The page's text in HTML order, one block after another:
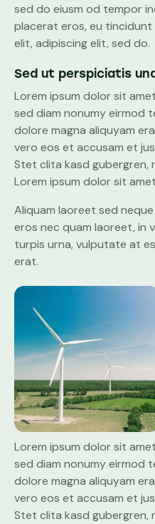
sed do eiusm od tempor
placerat eros, eu
elit, adipiscing elit, sed do.
Sed ut perspiciatis
Lorem ipsum dolor sit
sed diam nonumy eirmod
dolore magna aliquyam
vero eos et accusam et
Stet clita kasd gubergren,
Lorem ipsum dolor sit
Aliquam laoreet sed
eros nec quam laoreet, in
turpis urna, vulputate at
erat.
Lorem ipsum dolor sit
sed diam nonumy eirmod
dolore magna aliquyam
vero eos et accusam et
Stet clita kasd gubergren,